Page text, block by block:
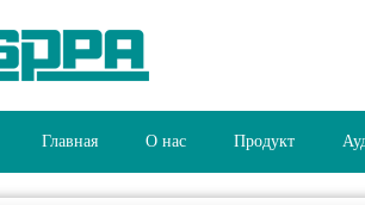
Главная О нас Продукт